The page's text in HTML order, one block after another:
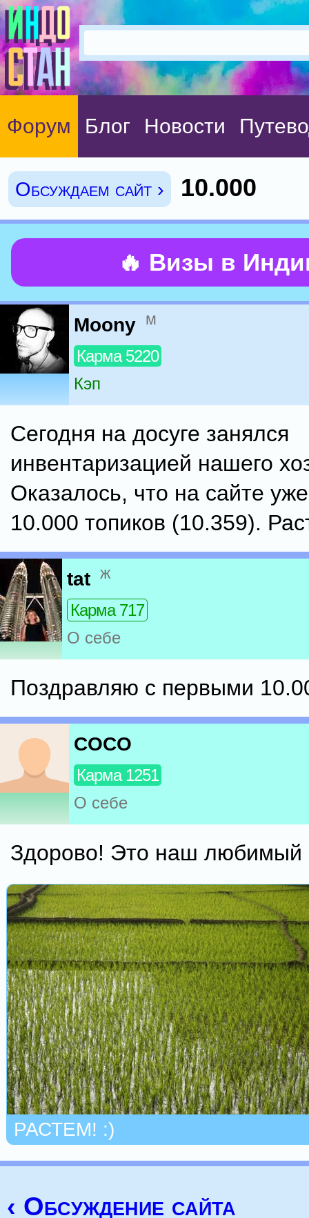
Форум Блог Новости
Обсуждаем сайт › 10.000
🔥 Визы в
Moony м
Карма 5220
Кэп
Сегодня на досуге занялся
инвентаризацией нашего
Оказалось, что на сайте
10.000 топиков (10.359).
tat ж
Карма 717
О себе
Поздравляю с первыми
COCO
Карма 1251
О себе
Здорово! Это наш любимый
РАСТЕМ! :)
‹ Обсуждение сайта